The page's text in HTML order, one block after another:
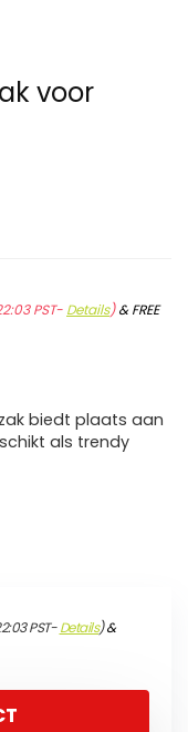
voor
PST- Details)&FREE
biedt plaats aan
als trendy
PST-Details)&